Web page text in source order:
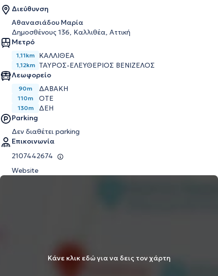
Διεύθυνση
Αθανασιάδου Μαρία
Δημοσθένους 136, Καλλιθέα, Αττική
Μετρό
1,11km ΚΑΛΛΙΘΈΑ
1,12km
ΤΑΎΡΟΣ-ΕΛΕΥΘΈΡΙΟΣ ΒΕΝΙΖΈΛΟΣ
Λεωφορείο
90m ΔΑΒΑΚΗ
110m ΟΤΕ
130m
ΔΕΗ
Parking
Δεν διαθέτει parking
Επικοινωνία
2107442674
Website
Κάνε κλικ εδώ για να δεις τον χάρτη